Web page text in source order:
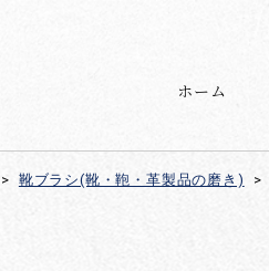
ホーム
> 靴ブラシ(靴・鞄・革製品の磨き) >